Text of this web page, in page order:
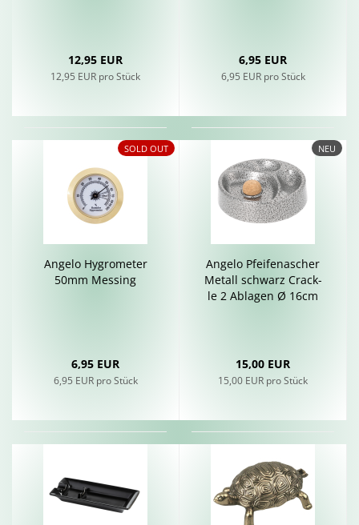
12,95 EUR
12,95 EUR pro Stück
6,95 EUR
6,95 EUR pro Stück
SOLD OUT
An­ge­lo Hy­gro­me­ter
50mm Mes­sing
6,95 EUR
6,95 EUR pro Stück
NEU
An­ge­lo Pfei­fen­a­scher
Me­tall schwarz Crack­
le 2 Ab­la­gen Ø 16cm
15,00 EUR
15,00 EUR pro Stück